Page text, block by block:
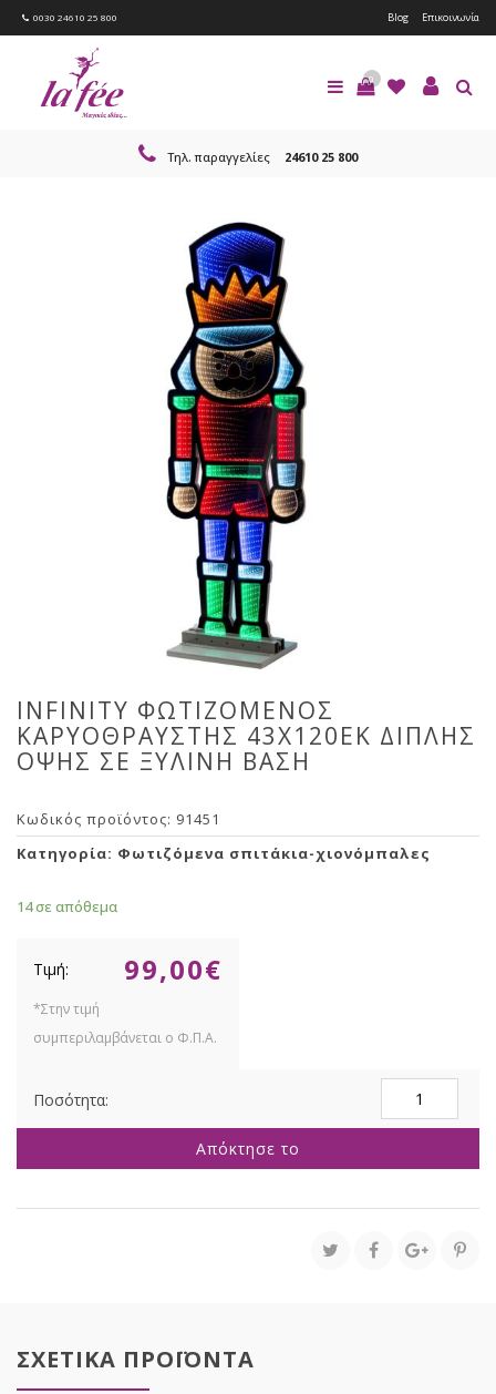
0030 24610 25 800 Blog Επικοινωνία
0
Τηλ. παραγγελίες 24610 25 800
INFINITY ΦΩΤΙΖΟΜΕΝΟΣ
ΚΑΡΥΟΘΡΑΥΣΤΗΣ 43Χ120ΕΚ ΔΙΠΛΗΣ
ΟΨΗΣ ΣΕ ΞΥΛΙΝΗ ΒΑΣΗ
Κωδικός προϊόντος: 91451
Κατηγορία: Φωτιζόμενα σπιτάκια-χιονόμπαλες
14 σε απόθεμα
99,00€
ΔΙΠΛΗΣ
ΞΥΛΙΝΗ
ΒΑΣΗ
Απόκτησε το
ΣΧΕΤΙΚΑ ΠΡΟΪΟΝΤΑ